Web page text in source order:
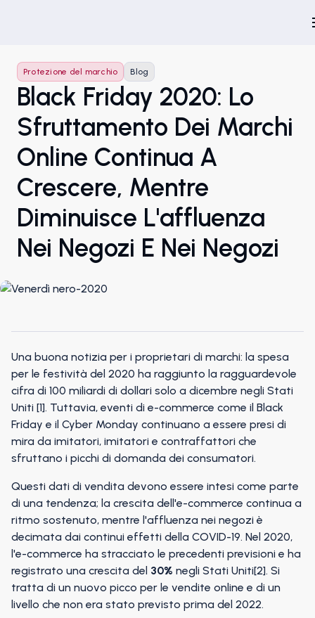
Protezione del marchio Blog
Black Friday 2020: Lo
Sfruttamento Dei Marchi
Online Continua A
Crescere, Mentre
Diminuisce L'affluenza
Nei Negozi E Nei Negozi
Una buona notizia per i proprietari di marchi: la spesa
per le festività del 2020 ha raggiunto la ragguardevole
cifra di 100 miliardi di dollari solo a dicembre negli Stati
Uniti [1]. Tuttavia, eventi di e-commerce come il Black
Friday e il Cyber Monday continuano a essere presi di
mira da imitatori, imitatori e contraffattori che
sfruttano i picchi di domanda dei consumatori.
Questi dati di vendita devono essere intesi come parte
di una tendenza; la crescita dell'e-commerce continua a
ritmo sostenuto, mentre l'affluenza nei negozi è
decimata dai continui effetti della COVID-19. Nel 2020,
l'e-commerce ha stracciato le precedenti previsioni e ha
registrato una crescita del 30% negli Stati Uniti[2]. Si
tratta di un nuovo picco per le vendite online e di un
livello che non era stato previsto prima del 2022.